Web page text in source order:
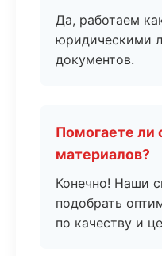
Да, работаем
юридическими
документов.
Помогаете ли
материалов?
Конечно! Наши
подобрать
по качеству и